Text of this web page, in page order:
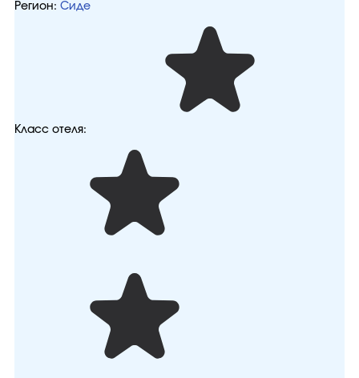
Регион: Сиде
Класс отеля: